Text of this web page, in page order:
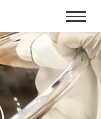
홈
이
지
네
비
게
이